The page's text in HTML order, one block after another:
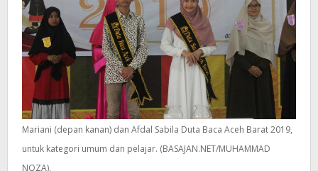
Mariani (depan kanan) dan Afdal Sabila Duta Baca Aceh Barat 2019,
untuk kategori umum dan pelajar. (BASAJAN.NET/MUHAMMAD
NOZA).